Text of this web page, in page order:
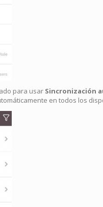
para usar Sincronización
en todos los